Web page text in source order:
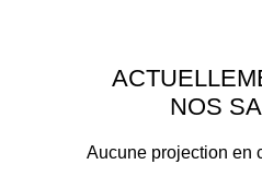
NOS
Aucune projection en